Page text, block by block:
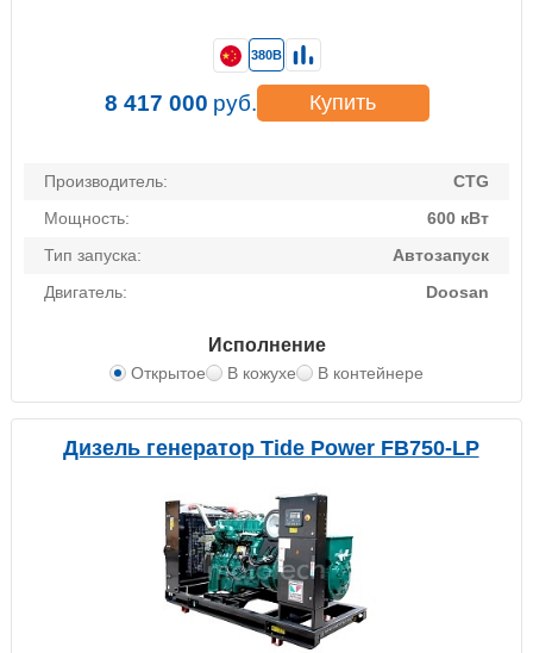
Производитель:
CTG
Мощность:
600 кВт
Тип запуска:
Автозапуск
Двигатель:
Doosan
Исполнение
Открытое В кожухе В контейнере
380В
8 417 000 руб. Купить
Дизель генератор Tide Power FB750-LP